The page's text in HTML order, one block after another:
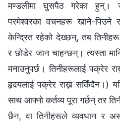
मण्डलीमा घुसपैठ गरेका हुन्।
परमेश्‍वरका वचनहरू खाने-पिउने
केन्द्रित रहेको देख्छन्, तब
र छोडेर जान चाहन्छन्। त्यस्ता
मनाउनुपर्छ। तिनीहरूलाई पक्रेर
हृदयलाई पक्रेर राख्न सकिँदैन।)
साथ आफ्नो कर्तव्य पूरा गर्छन् तर
छैन, वा तिनीहरूले व्यवधान र